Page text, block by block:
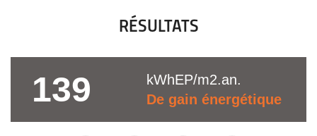
RÉSULTATS
139
kWhEP/m2.an.
De gain énergétique